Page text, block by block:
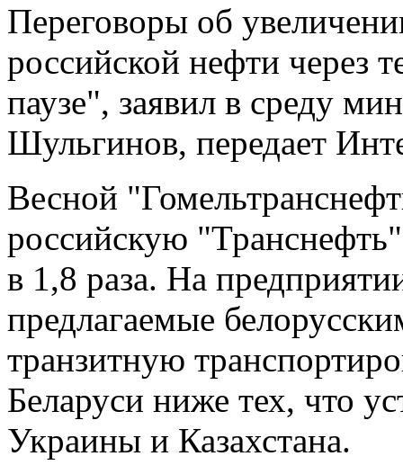
Переговоры об
российской нефти через
паузе", заявил в среду
Шульгинов, передает
Весной
российскую
в 1,8 раза. На
предлагаемые
транзитную
Беларуси ниже тех, что
Украины и Казахстана.